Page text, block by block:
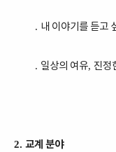
. 내 이야기를 듣고
. 일상의 여유, 진정
2. 교계 분야